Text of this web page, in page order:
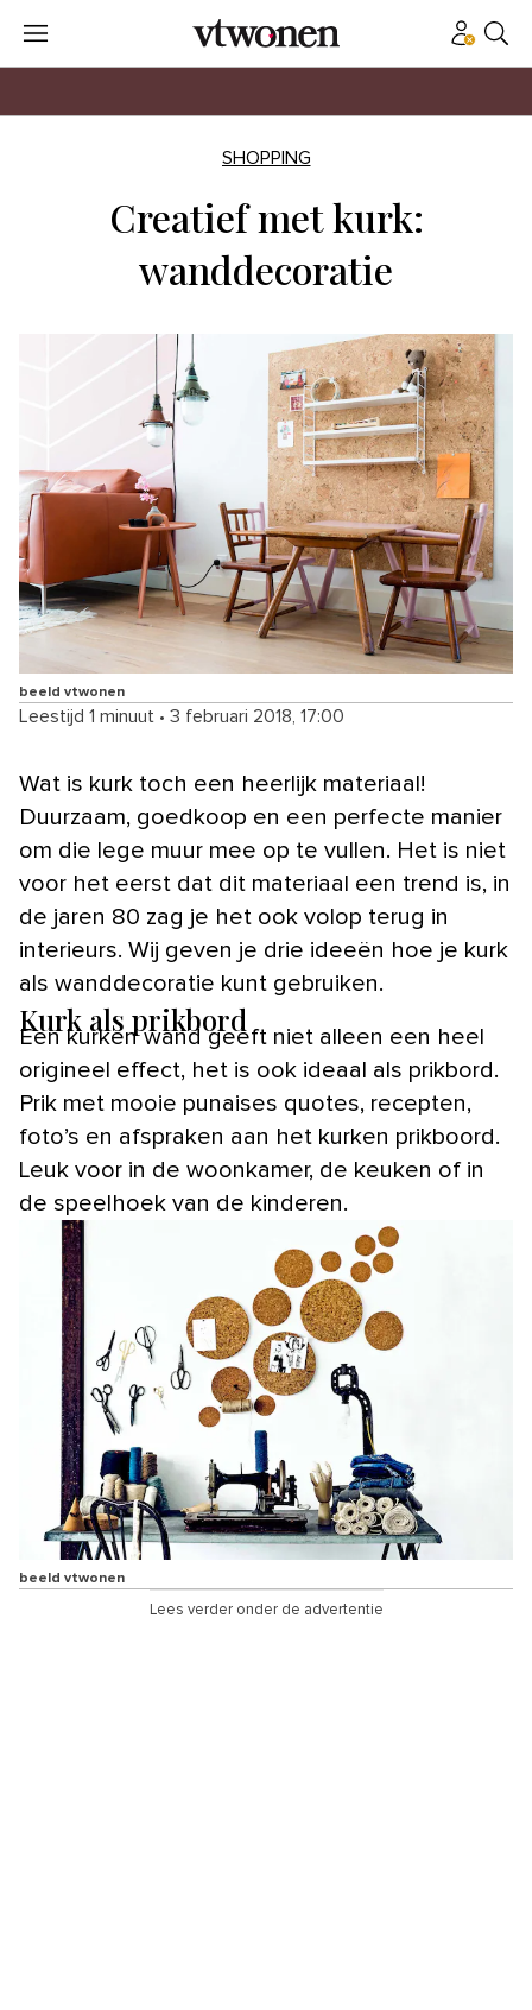
SHOPPING
Creatief met kurk:
wanddecoratie
beeld vtwonen
Leestijd 1 minuut • 3 februari 2018, 17:00
Wat is kurk toch een heerlijk materiaal!
Duurzaam, goedkoop en een perfecte manier
om die lege muur mee op te vullen. Het is niet
voor het eerst dat dit materiaal een trend is, in
de jaren 80 zag je het ook volop terug in
interieurs. Wij geven je drie ideeën hoe je kurk
als wanddecoratie kunt gebruiken.
Kurk als prikbord
Een kurken wand geeft niet alleen een heel
origineel effect, het is ook ideaal als prikbord.
Prik met mooie punaises quotes, recepten,
foto’s en afspraken aan het kurken prikboord.
Leuk voor in de woonkamer, de keuken of in
de speelhoek van de kinderen.
beeld vtwonen
Lees verder onder de advertentie